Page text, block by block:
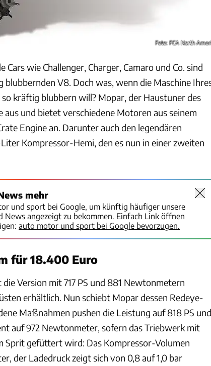
Foto: FCA North
Cars wie Challenger, Charger, Camaro und Co. sind
V8. Doch was, wenn die Maschine
kräftig blubbern will? Mopar, der Haustuner des
aus und bietet verschiedene Motoren aus seinem
Engine an. Darunter auch den legendären
Kompressor-Hemi, den es nun in einer zweiten
mehr
und sport bei Google, um künftig häufiger unsere
News angezeigt zu bekommen. Einfach Link öffnen
auto motor und sport bei Google bevorzugen.
für 18.400 Euro
Version mit 717 PS und 881 Newtonmetern
erhältlich. Nun schiebt Mopar dessen Redeye-
Maßnahmen pushen die Leistung auf 818 PS und
auf 972 Newtonmeter, sofern das Triebwerk mit
Sprit gefüttert wird: Das Kompressor-Volumen
der Ladedruck zeigt sich von 0,8 auf 1,0 bar